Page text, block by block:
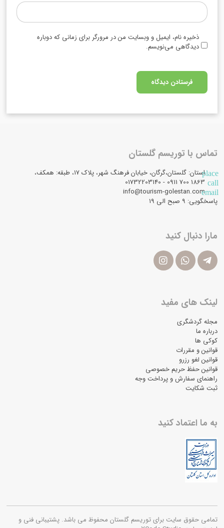
ذخیره نام، ایمیل و وبسایت من در مرورگر برای زمانی که دوباره
دیدگاهی می‌نویسم.
تماس با توریسم گلستان
placeاستان: گلستان،گرگان، خیابان فرهنگ شهر، پلاک 17، طبقه: همکف،
call
email
info@tourism-golestan.com
پاسخگویی: ۹ صبح الی 19
مارا دنبال کنید
لینک های مفید
مجله گردشگری
درباره ما
کوکی ها
قوانین و مقررات
قوانین لغو رزرو
قوانین حفظ حریم خصوصی
راهنمای سفارش و پرداخت وجه
ثبت شکایت
به ما اعتماد کنید
تمامی حقوق سایت برای توریسم گلستان محفوظ می باشد. پشتیبانی فنی و